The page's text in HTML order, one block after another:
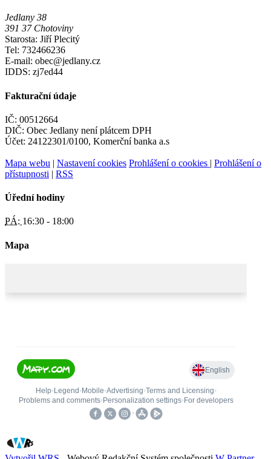
Jedlany 38
391 37 Chotoviny
Starosta: Jiří Plecitý
Tel: 732466236
E-mail: obec@jedlany.cz
IDDS: zj7ed44
Fakturační údaje
IČ: 00512664
DIČ: Obec Jedlany není plátcem DPH
Účet: 24122301/0100, Komerční banka a.s
Mapa webu | Nastavení cookies Prohlášení o cookies | Prohlášení o
přístupnosti | RSS
Úřední hodiny
PÁ: 16:30 - 18:00
Mapa